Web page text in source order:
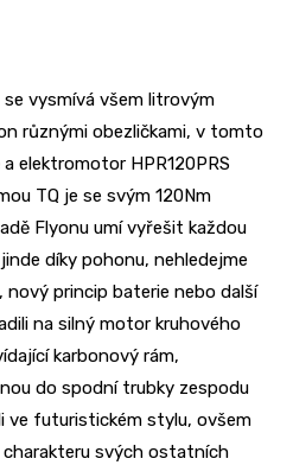
vysmívá všem litrovým
různými obezličkami, v tomto
elektromotor HPR120PRS
TQ je se svým 120Nm
Flyonu umí vyřešit každou
díky pohonu, nehledejme
nový princip baterie nebo další
na silný motor kruhového
karbonový rám,
do spodní trubky zespodu
ve futuristickém stylu, ovšem
svých ostatních